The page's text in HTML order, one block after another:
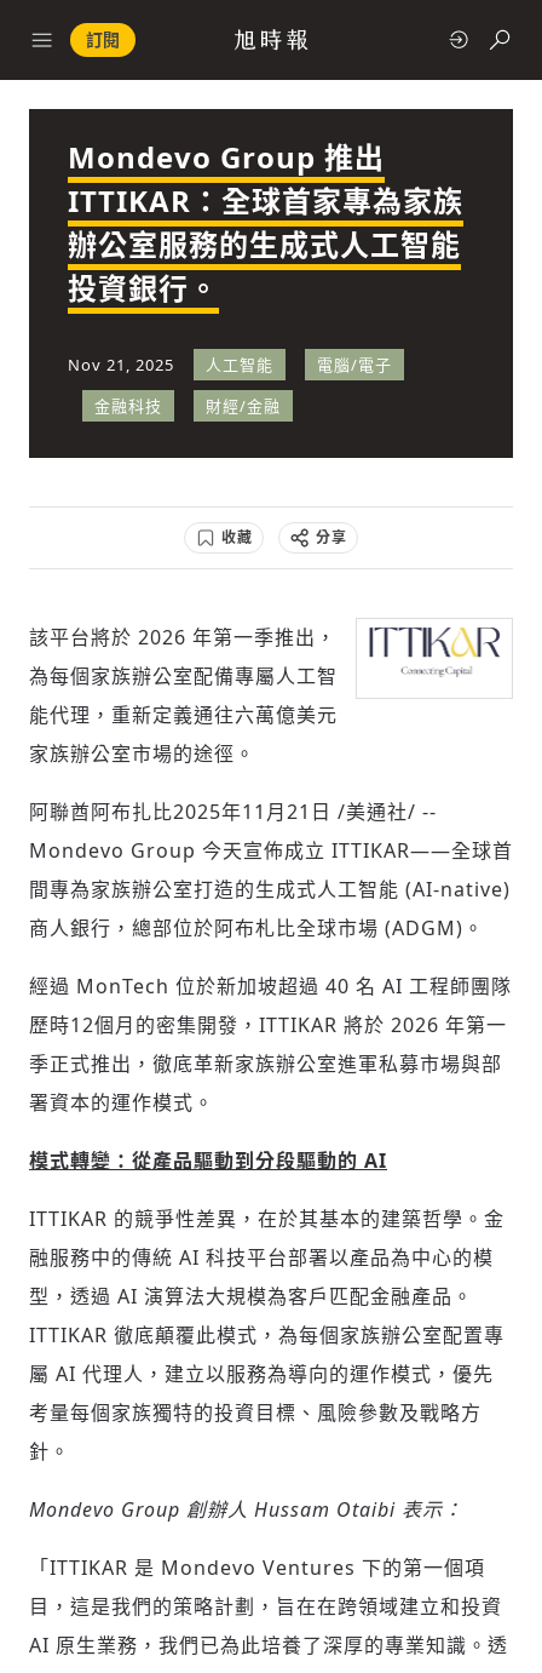
訂閱
快速連結
政治
社會
人文
Mondevo Group 推出
ITTIKAR：全球首家專為家族
辦公室服務的生成式人工智能
投資銀行。
Nov 21, 2025 人工智能
電腦/電子
金融科技
財經/金融
收藏 分享
該平台將於 2026 年第一季推出，
為每個家族辦公室配備專屬人工智
能代理，重新定義通往六萬億美元
家族辦公室市場的途徑。
阿聯酋阿布扎比2025年11月21日 /美通社/ --
Mondevo Group 今天宣佈成立 ITTIKAR——全球首
間專為家族辦公室打造的生成式人工智能 (AI-native)
商人銀行，總部位於阿布札比全球市場 (ADGM)。
經過 MonTech 位於新加坡超過 40 名 AI 工程師團隊
歷時12個月的密集開發，ITTIKAR 將於 2026 年第一
季正式推出，徹底革新家族辦公室進軍私募市場與部
署資本的運作模式。
模式轉變：從產品驅動到分段驅動的 AI
ITTIKAR 的競爭性差異，在於其基本的建築哲學。金
融服務中的傳統 AI 科技平台部署以產品為中心的模
型，透過 AI 演算法大規模為客戶匹配金融產品。
ITTIKAR 徹底顛覆此模式，為每個家族辦公室配置專
屬 AI 代理人，建立以服務為導向的運作模式，優先
考量每個家族獨特的投資目標、風險參數及戰略方
針。
Mondevo Group 創辦人 Hussam Otaibi 表示：
「ITTIKAR 是 Mondevo Ventures 下的第一個項
目，這是我們的策略計劃，旨在在跨領域建立和投資
AI 原生業務，我們已為此培養了深厚的專業知識。透